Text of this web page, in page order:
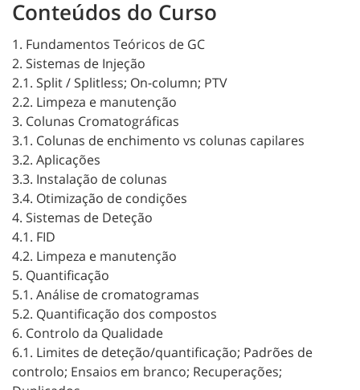
Conteúdos do Curso
1. Fundamentos Teóricos de GC
2. Sistemas de Injeção
2.1. Split / Splitless; On-column; PTV
2.2. Limpeza e manutenção
3. Colunas Cromatográficas
3.1. Colunas de enchimento vs colunas capilares
3.2. Aplicações
3.3. Instalação de colunas
3.4. Otimização de condições
4. Sistemas de Deteção
4.1. FID
4.2. Limpeza e manutenção
5. Quantificação
5.1. Análise de cromatogramas
5.2. Quantificação dos compostos
6. Controlo da Qualidade
6.1. Limites de deteção/quantificação; Padrões de
controlo; Ensaios em branco; Recuperações;